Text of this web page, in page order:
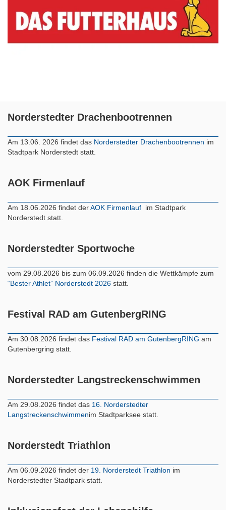
Norderstedter Drachenbootrennen
Am 13.06. 2026 findet das Norderstedter Drachenbootrennen im
Stadtpark Norderstedt statt.
AOK Firmenlauf
Am 18.06.2026 findet derAOK Firmenlauf im Stadtpark
Norderstedt statt.
Norderstedter Sportwoche
vom 29.08.2026 bis zum 06.09.2026 finden die Wettkämpfe zum
“Bester Athlet” Norderstedt 2026 statt.
Festival RAD am GutenbergRING
Am 30.08.2026 findet das Festival RAD am GutenbergRING am
Gutenbergring statt.
Norderstedter Langstreckenschwimmen
Am 29.08.2026 findet das 16. Norderstedter
Langstreckenschwimmenim Stadtparksee statt.
Norderstedt Triathlon
Am 06.09.2026 findet der 19. Norderstedt Triathlon im
Norderstedter Stadtpark statt.